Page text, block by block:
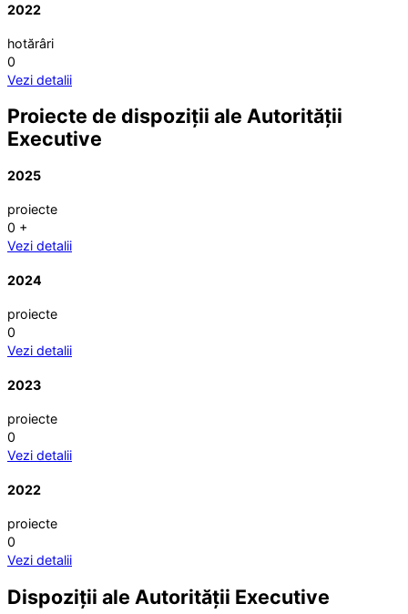
2022
hotărâri
0
Vezi detalii
Proiecte de dispoziții ale Autorității
Executive
2025
proiecte
0 +
Vezi detalii
2024
proiecte
0
Vezi detalii
2023
proiecte
0
Vezi detalii
2022
proiecte
0
Vezi detalii
Dispoziții ale Autorității Executive